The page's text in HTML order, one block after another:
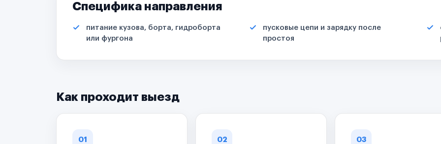
Специфика направления
питание кузова, борта, гидроборта
или фургона
пусковые цепи и зарядку после
простоя
Как проходит выезд
01 02 03